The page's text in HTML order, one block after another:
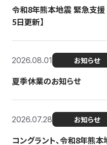
令和8年熊本地震 緊急支援
5日更新】
2026.08.01 お知らせ
夏季休業のお知らせ
2026.07.28 お知らせ
コングラント、令和8年熊